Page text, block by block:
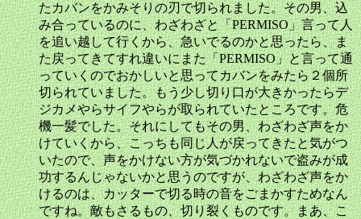
たカバンをかみそりの刃で切られました。その男、込
み合っているのに、わざわざと「PERMISO」言って人
を追い越して行くから、急いでるのかと思ったら、ま
た戻ってきてすれ違いにまた「PERMISO」と言って通
っていくのでおかしいと思ってカバンをみたら２個所
切られていました。もう少し切り口が大きかったらデ
ジカメやらサイフやらが取られていたところです。危
機一髪でした。それにしてもその男、わざわざ声をか
けていくから、こっちも同じ人が戻ってきたと気がつ
いたので、声をかけない方が気づかれないで盗みが成
功するんじゃないかと思うのですが、わざわざ声をか
けるのは、カッターで切る時の音をごまかすためなん
ですね。敵もさるもの、切り裂くものです。まあ、こ